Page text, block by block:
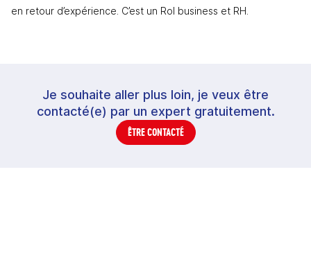
en retour d’expérience. C’est un RoI business et RH.
Je souhaite aller plus loin, je veux être
contacté(e) par un expert gratuitement.
ÊTRE CONTACTÉ